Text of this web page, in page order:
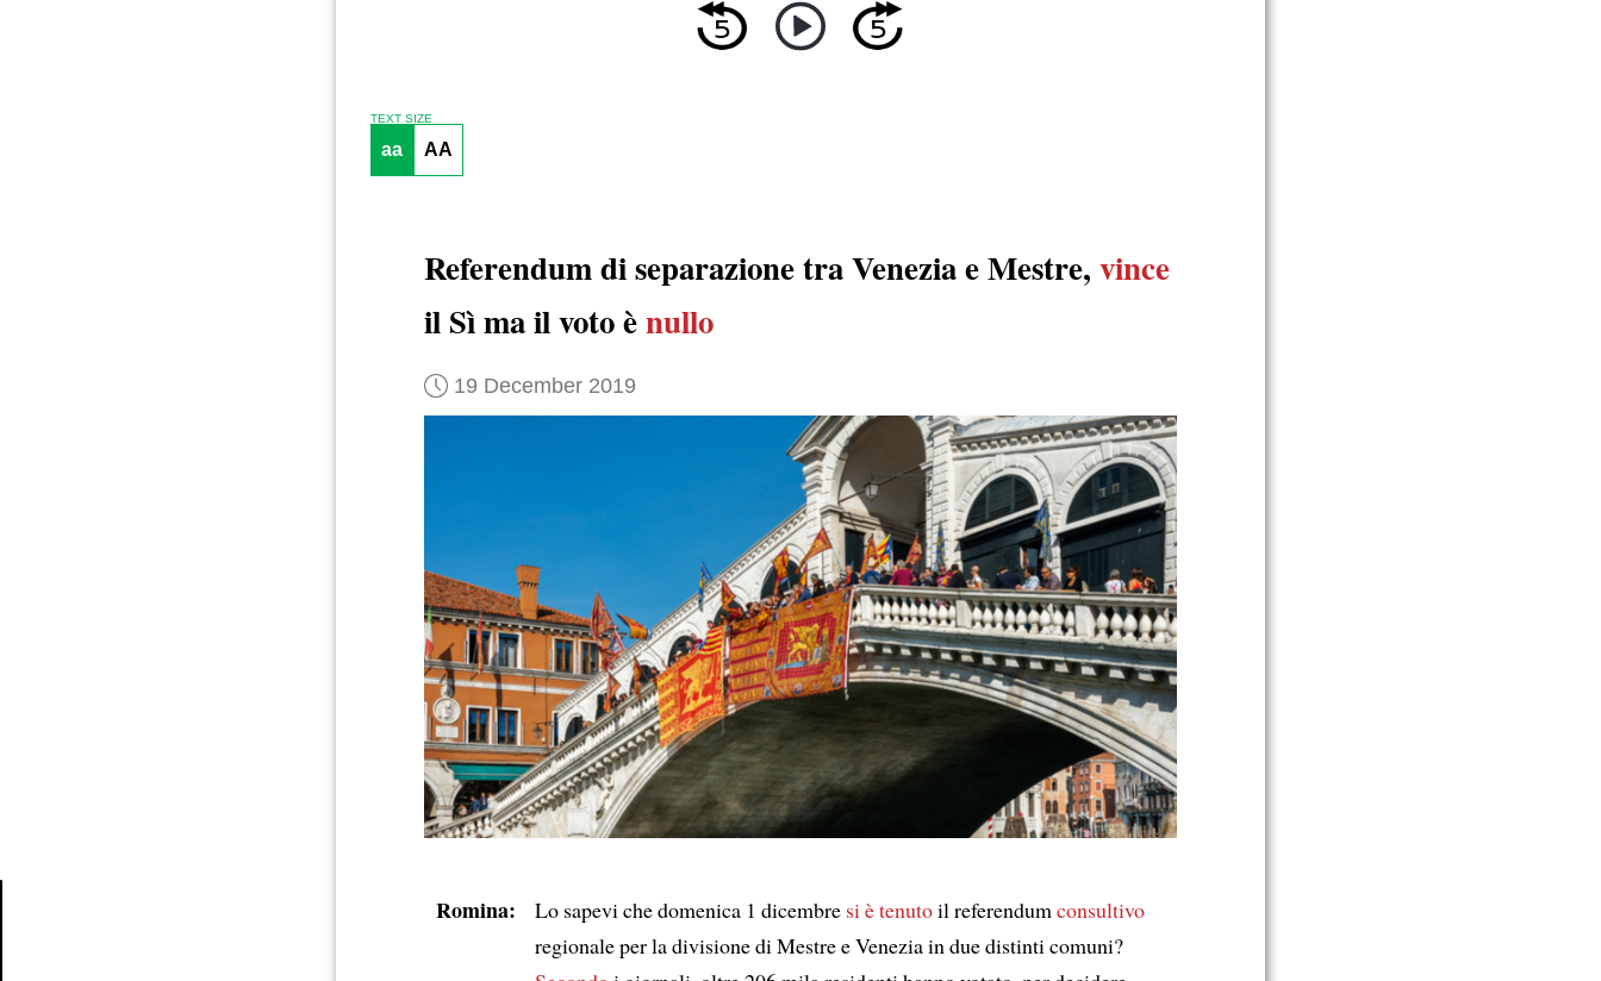
TEXT SIZE
aa AA
Referendum di separazione tra Venezia e Mestre, vince
il Sì ma il voto ènullo
19 December 2019
Romina: Lo sapevi che domenica 1 dicembre si è tenutoil referendumconsultivo
regionale per la divisione di Mestre e Venezia in due distinti comuni?